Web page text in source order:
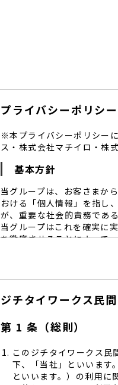
プライバシーポリシー
※本プライバシーポリシー
ス・株式会社マチイロ・株
基本方針
当グループは、お客さまか
おける「個人情報」を指し
が、重要な社会的責務であ
当グループはこれを確実に
を徹底させることによって
当グループは、個人情
個人情報保護に努めます
し、同意を得た必要な範
管理を求め、委託先を監
当グループは、お預か
る予防並びに是正の為、
当グループは、個人情報
します。
ジチタイワークス民
第 1 条（総則）
このジチタイワークス民
下、「当社」といいます
といいます。）の利用に